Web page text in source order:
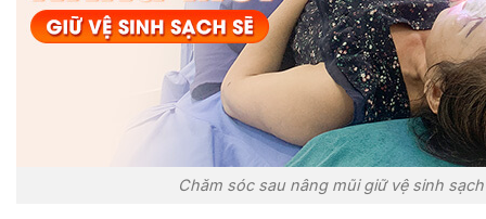
Chăm sóc sau nâng mũi giữ vệ sinh